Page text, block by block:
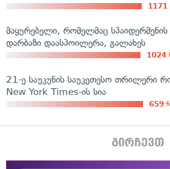
1171
მაყურებელი, რომელმაც
დარბაზი დაასპოილერა, გალახეს
1024
21-ე საუკუნის საუკეთესო თრილერი
New York Times-ის სია
659
გირჩევთ